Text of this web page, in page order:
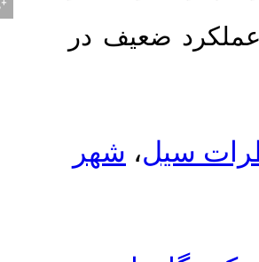
ضعیف در
، شهر